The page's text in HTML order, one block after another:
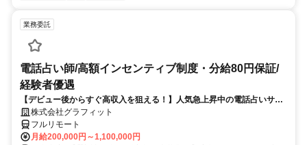
業務委託
電話占い師/高額インセンティブ制度・分給80円保証/
経験者優遇
【デビュー後からすぐ高収入を狙える！】人気急上昇中の電話占いサイ
トで占いのお仕事
株式会社グラフィット
フルリモート
月給200,000円～1,100,000円